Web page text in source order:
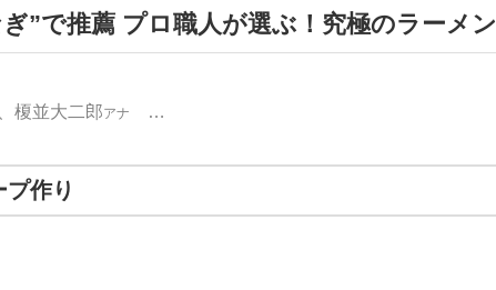
”で推薦 プロ職人が選ぶ！究極のラーメン
、榎並大二郎アナ …
作り